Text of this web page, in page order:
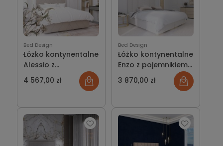
Bed Design
Łóżko kontynentalne
Alessio z
pojemnikiem lub bez
4 567,00 zł
Bed Design
Łóżko kontynentalne
Enzo z pojemnikiem
lub bez
3 870,00 zł